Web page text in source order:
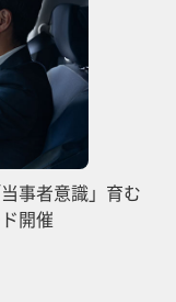
事者意識」育む
開催